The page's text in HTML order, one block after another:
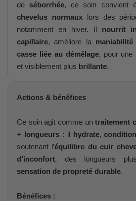
de séborrhée, ce soin convient
chevelus normauxlors des
notamment en hiver. Il nourrit
capillaire, améliore la maniabilité
casse liée au démêlage, pour une
et visiblement plus brillante.
Actions & bénéfices
Ce soin agit comme untraitement
+ longueurs: il hydrate,
soutenant l’équilibre du cuir
d’inconfort, des longueurs
sensation de propreté durable.
Bénéfices :